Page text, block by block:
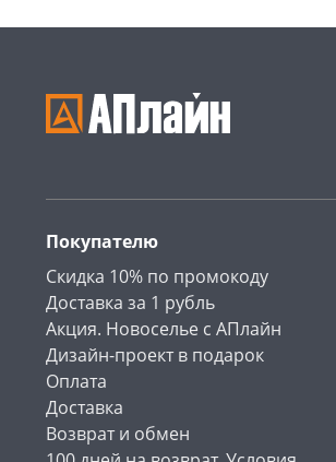
Покупателю
Скидка 10% по промокоду
Доставка за 1 рубль
Акция. Новоселье с АПлайн
Дизайн-проект в подарок
Оплата
Доставка
Возврат и обмен